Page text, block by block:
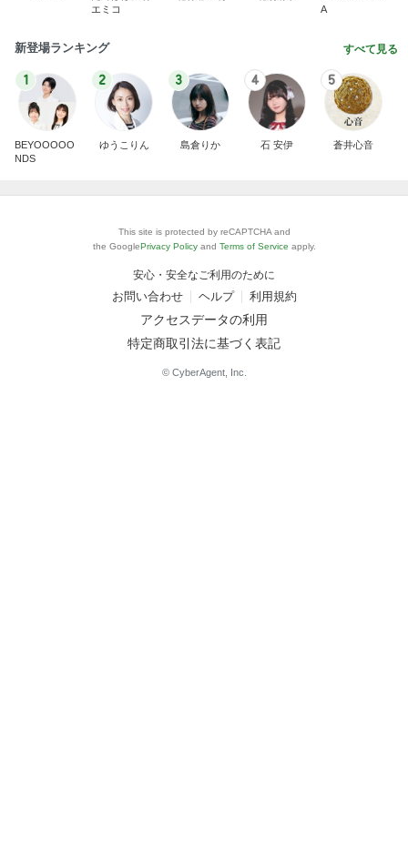
エミコ
A
新登場ランキング すべて見る
1
BEYOOOOO
NDS
2
ゆうこりん
3
島倉りか
4
石 安伊
5
蒼井心音
This site is protected by reCAPTCHA and
the GooglePrivacy Policy and Terms of Service apply.
安心・安全なご利用のために
お問い合わせ ヘルプ 利用規約
アクセスデータの利用
特定商取引法に基づく表記
© CyberAgent, Inc.